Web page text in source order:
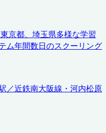
京都、埼玉県多様な学習
ム年間数日のスクーリング
／近鉄南大阪線・河内松原